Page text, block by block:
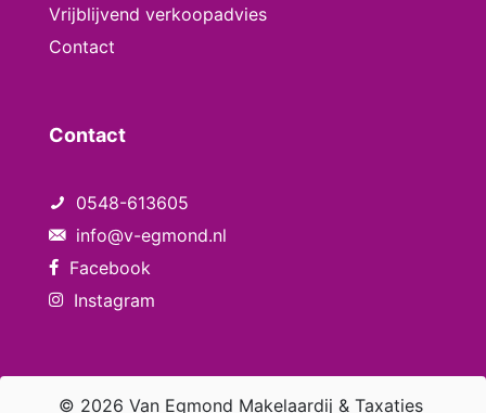
Vrijblijvend verkoopadvies
Contact
Contact
0548-613605
info@v-egmond.nl
Facebook
Instagram
© 2026 Van Egmond Makelaardij & Taxaties